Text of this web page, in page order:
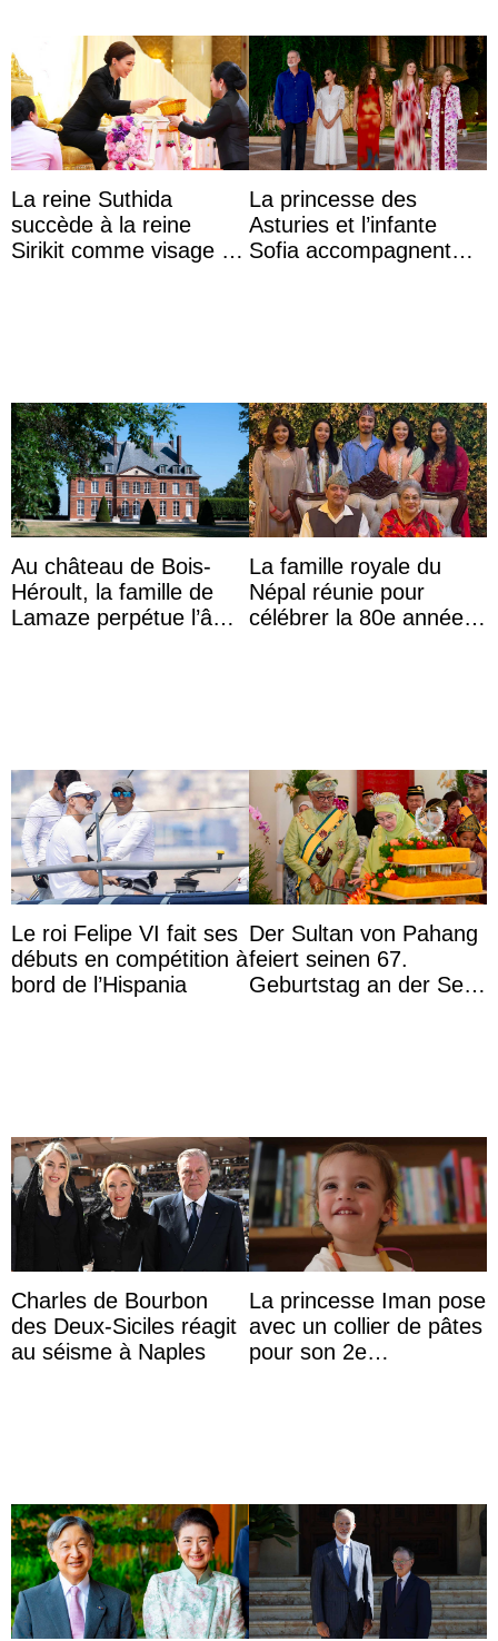
La reine Suthida
succède à la reine
Sirikit comme visage de
La princesse des
Asturies et l’infante
Sofia accompagnent
Au château de Bois-
Héroult, la famille de
Lamaze perpétue l’âme
La famille royale du
Népal réunie pour
célébrer la 80e année
Le roi Felipe VI fait ses
débuts en compétition à
bord de l’Hispania
Der Sultan von Pahang
feiert seinen 67.
Geburtstag an der Seite
Charles de Bourbon
des Deux-Siciles réagit
au séisme à Naples
La princesse Iman pose
avec un collier de pâtes
pour son 2e